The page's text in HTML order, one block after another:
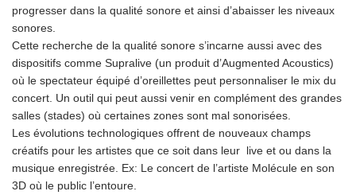
progresser dans la qualité sonore et ainsi d’abaisser les niveaux
sonores.
Cette recherche de la qualité sonore s’incarne aussi avec des
dispositifs comme Supralive (un produit d’Augmented Acoustics)
où le spectateur équipé d’oreillettes peut personnaliser le mix du
concert. Un outil qui peut aussi venir en complément des grandes
salles (stades) où certaines zones sont mal sonorisées.
Les évolutions technologiques offrent de nouveaux champs
créatifs pour les artistes que ce soit dans leur live et ou dans la
musique enregistrée. Ex: Le concert de l’artiste Molécule en son
3D où le public l’entoure.